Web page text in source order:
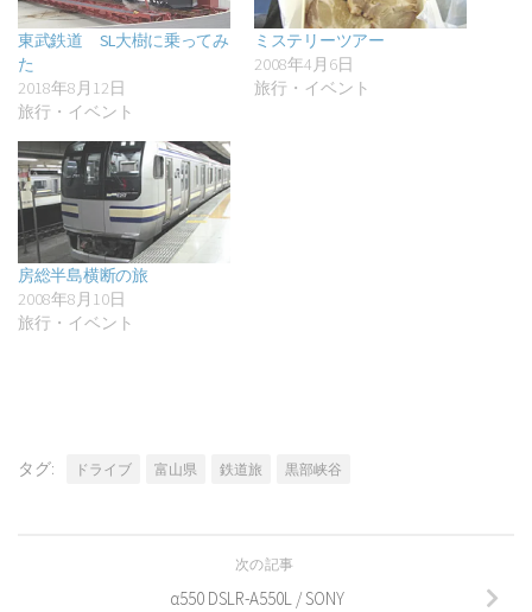
東武鉄道 SL大樹に乗ってみ
た
2018年8月12日
旅行・イベント
ミステリーツアー
2008年4月6日
旅行・イベント
房総半島横断の旅
2008年8月10日
旅行・イベント
タグ: ドライブ 富山県 鉄道旅 黒部峡谷
次の記事
α550 DSLR-A550L / SONY